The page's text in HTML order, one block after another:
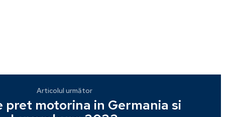
Articolul următor
pret motorina in Germania si